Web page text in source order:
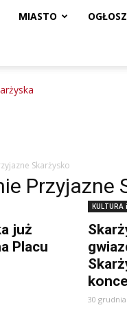
MIASTO
Skarżysko
Przyjazne
już
Placu
KULTURA
30 grudnia